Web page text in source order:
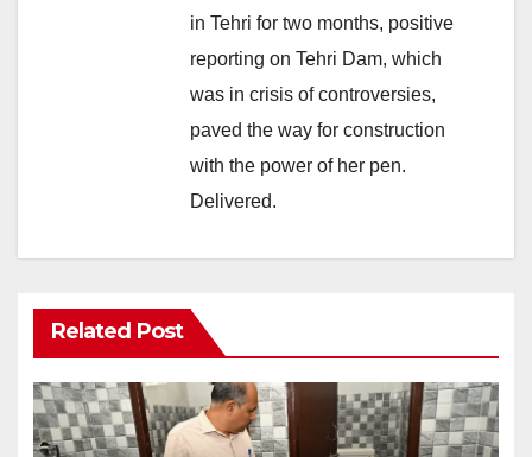
in Tehri for two months, positive
reporting on Tehri Dam, which
was in crisis of controversies,
paved the way for construction
with the power of her pen.
Delivered.
Related Post